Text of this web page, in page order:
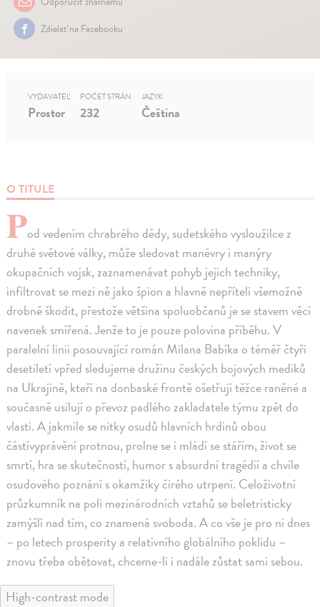
Zdielať na Facebooku
O TITULE
Pod vedením chrabrého dědy, sudetského vysloužilce z
druhé světové války, může sledovat manévry i manýry
okupačních vojsk, zaznamenávat pohyb jejich techniky,
infiltrovat se mezi ně jako špion a hlavně nepříteli všemožně
drobně škodit, přestože většina spoluobčanů je se stavem věcí
navenek smířená. Jenže to je pouze polovina příběhu. V
paralelní linii posouvající román Milana Babíka o téměř čtyři
desetiletí vpřed sledujeme družinu českých bojových mediků
na Ukrajině, kteří na donbaské frontě ošetřují těžce raněné a
současně usilují o převoz padlého zakladatele týmu zpět do
vlasti. A jakmile se nitky osudů hlavních hrdinů obou
částívyprávění protnou, prolne se i mládí se stářím, život se
smrtí, hra se skutečností, humor s absurdní tragédií a chvíle
osudového poznání s okamžiky čirého utrpení. Celoživotní
průzkumník na poli mezinárodních vztahů se beletristicky
zamýšlí nad tím, co znamená svoboda. A co vše je pro ni dnes
– po letech prosperity a relativního globálního poklidu –
znovu třeba obětovat, chceme-li i nadále zůstat sami sebou.
VYDAVATEĽ
Prostor
POČET STRÁN
232
JAZYK
Čeština
High-contrast mode